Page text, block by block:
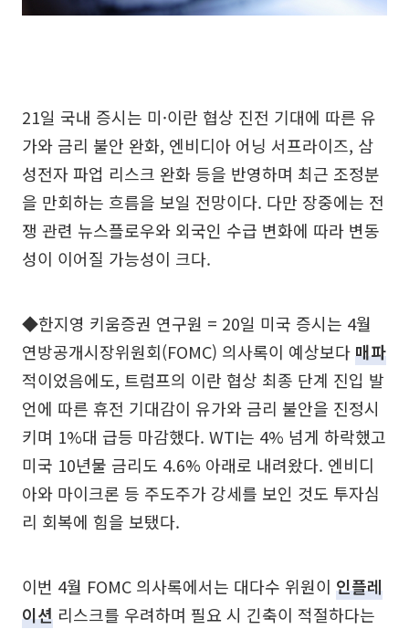
21일 국내 증시는 미·이란 협상 진전 기대에 따른 유
가와 금리 불안 완화, 엔비디아 어닝 서프라이즈, 삼
성전자 파업 리스크 완화 등을 반영하며 최근 조정분
을 만회하는 흐름을 보일 전망이다. 다만 장중에는 전
쟁 관련 뉴스플로우와 외국인 수급 변화에 따라 변동
성이 이어질 가능성이 크다.
◆한지영 키움증권 연구원 = 20일 미국 증시는 4월
연방공개시장위원회(FOMC) 의사록이 예상보다매파
적이었음에도, 트럼프의 이란 협상 최종 단계 진입 발
언에 따른 휴전 기대감이 유가와 금리 불안을 진정시
키며 1%대 급등 마감했다. WTI는 4% 넘게 하락했고
미국 10년물 금리도 4.6% 아래로 내려왔다. 엔비디
아와 마이크론 등 주도주가 강세를 보인 것도 투자심
리 회복에 힘을 보탰다.
이번 4월 FOMC 의사록에서는 대다수 위원이 인플레
이션 리스크를 우려하며 필요 시 긴축이 적절하다는